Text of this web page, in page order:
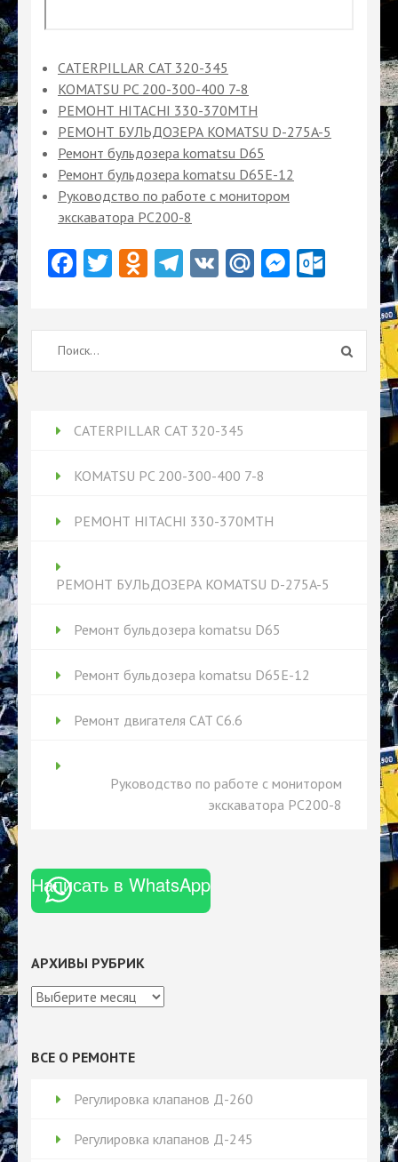
CATERPILLAR CAT 320-345
KOMATSU PC 200-300-400 7-8
РЕМОНТ HITACHI 330-370MTH
РЕМОНТ БУЛЬДОЗЕРА KOMATSU D-275A-5
Ремонт бульдозера komatsu D65
Ремонт бульдозера komatsu D65Е-12
Руководство по работе с монитором
экскаватора PC200-8
Facebook
Twitter
Odnoklassniki
Telegram
VK Mail.Ru
Найти:
CATERPILLAR CAT 320-345
KOMATSU PC 200-300-400 7-8
РЕМОНТ HITACHI 330-370MTH
РЕМОНТ БУЛЬДОЗЕРА KOMATSU D-275A-5
Ремонт бульдозера komatsu D65
Ремонт бульдозера komatsu D65Е-12
Ремонт двигателя CAT C6.6
Руководство по работе с монитором
экскаватора PC200-8
Написать в WhatsApp
АРХИВЫ РУБРИК
Архивы
ВСЕ О РЕМОНТЕ
Регулировка клапанов Д-260
Регулировка клапанов Д-245